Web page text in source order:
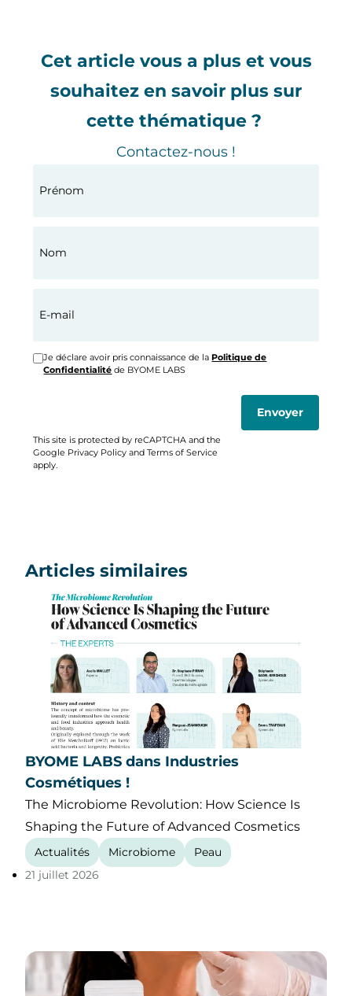
Cet article vous a plus et vous
souhaitez en savoir plus sur
cette thématique ?
Contactez-nous !
Je déclare avoir pris connaissance de laPolitique de
Confidentialité de BYOME LABS
Envoyer
This site is protected by reCAPTCHA and the
Google Privacy Policy and Terms of Service
apply.
Articles similaires
BYOME LABS dans Industries
Cosmétiques !
The Microbiome Revolution: How Science Is
Shaping the Future of Advanced Cosmetics
Actualités Microbiome
Peau
21 juillet 2026